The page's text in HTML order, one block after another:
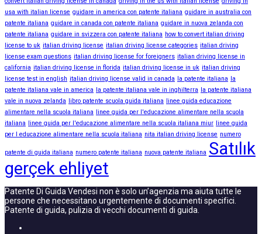
usa with italian license guidare in america con patente italiana guidare in australia con
patente italiana guidare in canada con patente italiana guidare in nuova zelanda con
patente italiana guidare in svizzera con patente italiana how to convert italian driving
license to uk italian driving license italian driving license categories italian driving
license exam questions italian driving license for foreigners italian driving license in
california italian driving license in florida italian driving license in uk italian driving
license test in english italian driving license valid in canada la patente italiana
la
patente italiana vale in america
la patente italiana vale in inghilterra
la patente italiana
vale in nuova zelanda
libro patente scuola guida italiana
linee guida educazione
alimentare nella scuola italiana
linee guida per l'educazione alimentare nella scuola
italiana
linee guida per l'educazione alimentare nella scuola italiana miur linee guida
per l educazione alimentare nella scuola italiana nita italian driving license numero
patente di guida italiana numero patente italiana nuova patente italiana Satılık
gerçek ehliyet
Patente Di Guida Vendesi non è solo un’agenzia ma aiuta tutte le
persone che necessitano urgentemente di documenti specifici.
Patente di guida, pulizia di vecchi documenti di guida.